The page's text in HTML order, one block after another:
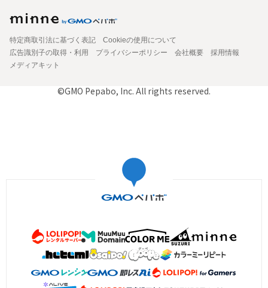
特定商取引法に基づく表記
Cookieの使用について
広告識別子の取得・利用
プライバシーポリシー 会社概要
採用情報
メディアキット
©GMO Pepabo, Inc. All rights reserved.